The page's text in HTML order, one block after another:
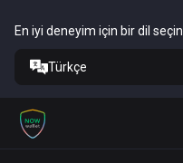
En iyi deneyim için bir dil seçin
Türkçe